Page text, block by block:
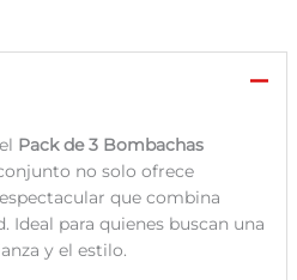
Pack de 3 Bombachas
no solo ofrece
que combina
Ideal para quienes buscan una
y el estilo.